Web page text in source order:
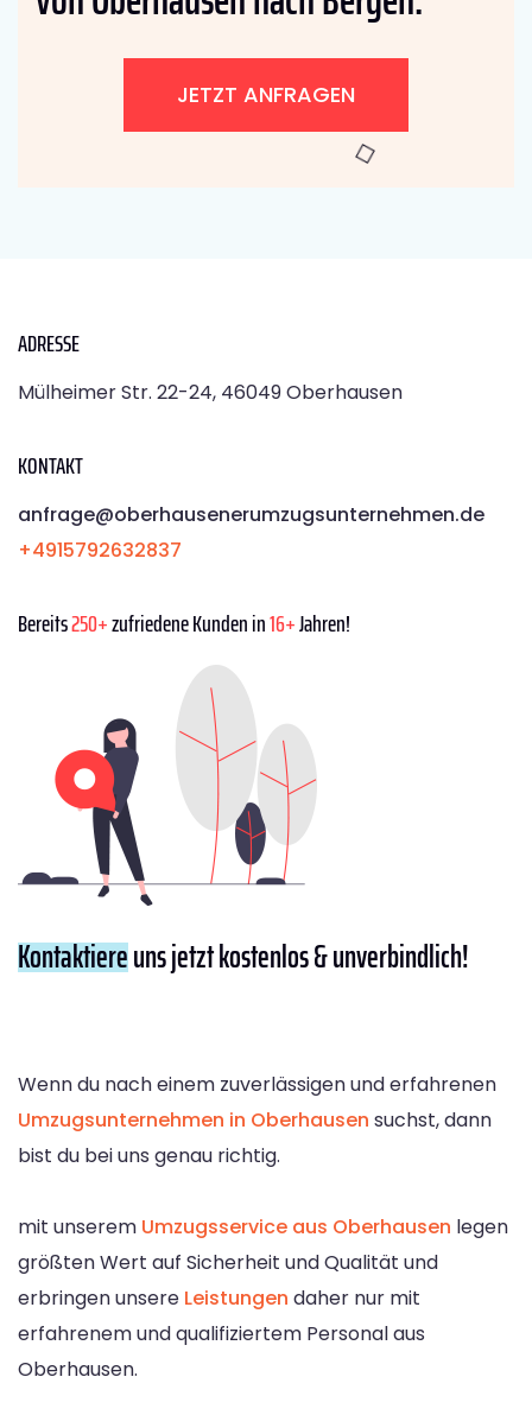
JETZT ANFRAGEN
ADRESSE
Mülheimer Str. 22-24, 46049 Oberhausen
KONTAKT
anfrage@oberhausenerumzugsunternehmen.de
+4915792632837
Bereits250+zufriedene Kunden in16+Jahren!
Kontaktiereuns jetzt kostenlos & unverbindlich!
Wenn du nach einem zuverlässigen und erfahrenen
Umzugsunternehmen in Oberhausen suchst, dann
bist du bei uns genau richtig.
mit unserem Umzugsservice aus Oberhausen legen
größten Wert auf Sicherheit und Qualität und
erbringen unsere Leistungen daher nur mit
erfahrenem und qualifiziertem Personal aus
Oberhausen.